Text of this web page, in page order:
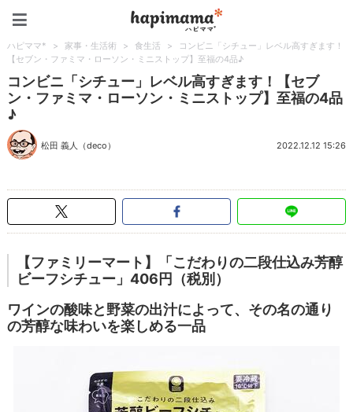
ハピママ* > 家事・生活術 > 食生活 >
コンビニ「シチュー」レベル高すぎます！
【セブン・ファミマ・ローソン・ミニストップ】至福の4品♪
コンビニ「シチュー」レベル高すぎます！【セブ
ン・ファミマ・ローソン・ミニストップ】至福の4品
♪
松田 義人（deco） 2022.12.12 15:26
【ファミリーマート】「こだわりの二段仕込み芳醇
ビーフシチュー」406 円（税別）
ワインの酸味と野菜の出汁によって、その名の通り
の芳醇な味わいを楽しめる一品